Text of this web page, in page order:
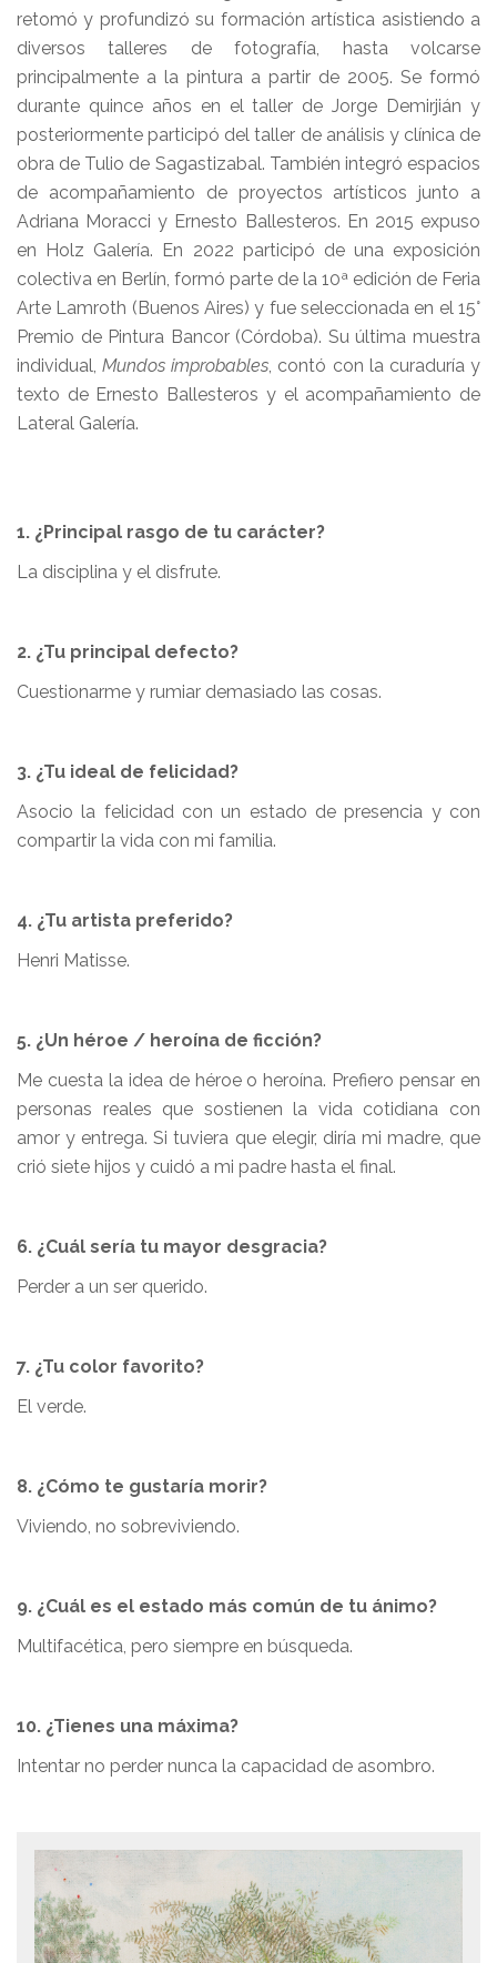
retomó y profundizó su formación artística asistiendo a
diversos talleres de fotografía, hasta volcarse
principalmente a la pintura a partir de 2005. Se formó
durante quince años en el taller de Jorge Demirjián y
posteriormente participó del taller de análisis y clínica de
obra de Tulio de Sagastizabal. También integró espacios
de acompañamiento de proyectos artísticos junto a
Adriana Moracci y Ernesto Ballesteros. En 2015 expuso
en Holz Galería. En 2022 participó de una exposición
colectiva en Berlín, formó parte de la 10ª edición de Feria
Arte Lamroth (Buenos Aires) y fue seleccionada en el 15°
Premio de Pintura Bancor (Córdoba). Su última muestra
individual,Mundos improbables, contó con la curaduría y
texto de Ernesto Ballesteros y el acompañamiento de
Lateral Galería.
1. ¿Principal rasgo de tu carácter?
La disciplina y el disfrute.
2. ¿Tu principal defecto?
Cuestionarme y rumiar demasiado las cosas.
3. ¿Tu ideal de felicidad?
Asocio la felicidad con un estado de presencia y con
compartir la vida con mi familia.
4. ¿Tu artista preferido?
Henri Matisse.
5. ¿Un héroe / heroína de ficción?
Me cuesta la idea de héroe o heroína. Prefiero pensar en
personas reales que sostienen la vida cotidiana con
amor y entrega. Si tuviera que elegir, diría mi madre, que
crió siete hijos y cuidó a mi padre hasta el final.
6. ¿Cuál sería tu mayor desgracia?
Perder a un ser querido.
7. ¿Tu color favorito?
El verde.
8. ¿Cómo te gustaría morir?
Viviendo, no sobreviviendo.
9. ¿Cuál es el estado más común de tu ánimo?
Multifacética, pero siempre en búsqueda.
10. ¿Tienes una máxima?
Intentar no perder nunca la capacidad de asombro.